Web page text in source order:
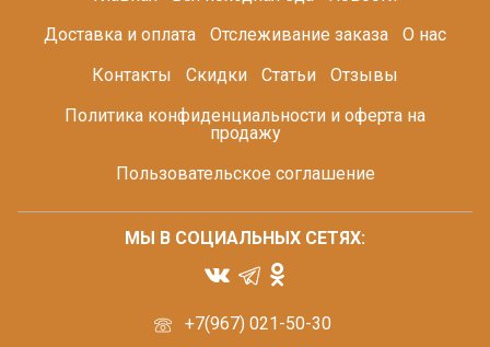
Доставка и оплата
Отслеживание заказа
О нас
Контакты
Скидки Статьи
Отзывы
Политика конфиденциальности и оферта на
продажу
Пользовательское соглашение
+7(967) 021-50-30
МЫ В СОЦИАЛЬНЫХ СЕТЯХ: